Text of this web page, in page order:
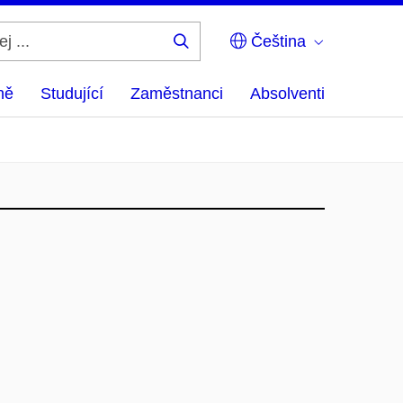
Čeština
Studující Zaměstnanci Absolventi